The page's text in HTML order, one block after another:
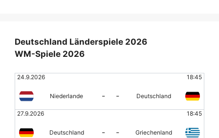
Deutschland Länderspiele 2026
WM-Spiele 2026
24.9.2026 18:45
Niederlande - - Deutschland
27.9.2026 18:45
Deutschland - - Griechenland